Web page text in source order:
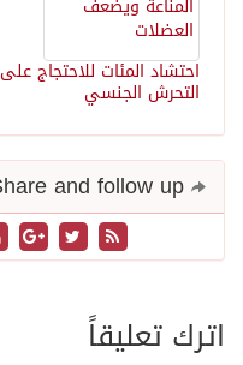
احتشاد المئات للاحتجاج على
التحرش الجنسي
اترك تعليقاً